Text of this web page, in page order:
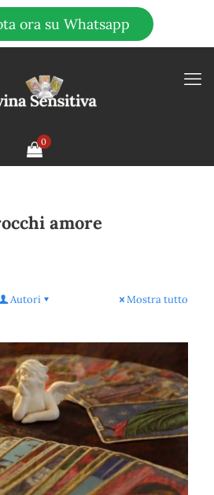
ora su Whatsapp
0
amore
Autori Mostra tutto